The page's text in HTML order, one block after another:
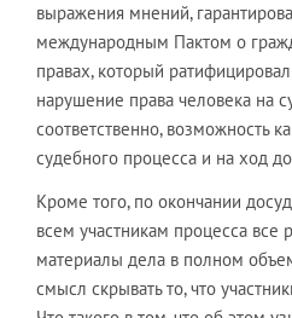
выражения мнений,
международным Пактом о
правах, который
нарушение права человека на
соответственно, возможность
судебного процесса и на ход
Кроме того, по окончании
всем участникам процесса все
материалы дела в полном
смысл скрывать то, что